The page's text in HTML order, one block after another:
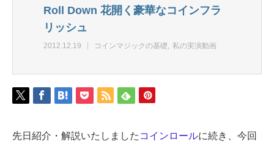
Roll Down 花開く豪華なコインフラ
リッシュ
2012.12.19 コインマジックの基礎 私の実演動画
先日紹介・解説いたしました コインロールに続き、今回